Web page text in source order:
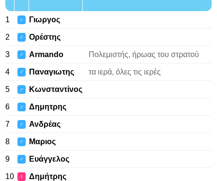
1 ♂ Γιωργος
2 ♂ Ορέστης
3 ♂ Armando Πολεμιστής, ήρωας του στρατού
4 ♂ Παναγιωτης τα ιερά, όλες τις ιερές
5 ♂ Κωνσταντίνος
6 ♂ Δημητρης
7 ♂ Ανδρέας
8 ♂ Μαριος
9 ♂ Ευάγγελος
10 ♀ Δημήτρης